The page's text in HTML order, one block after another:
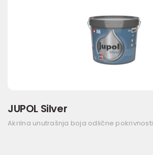
JUPOL Silver
Akrilna unutrašnja boja odlične pokrivnosti